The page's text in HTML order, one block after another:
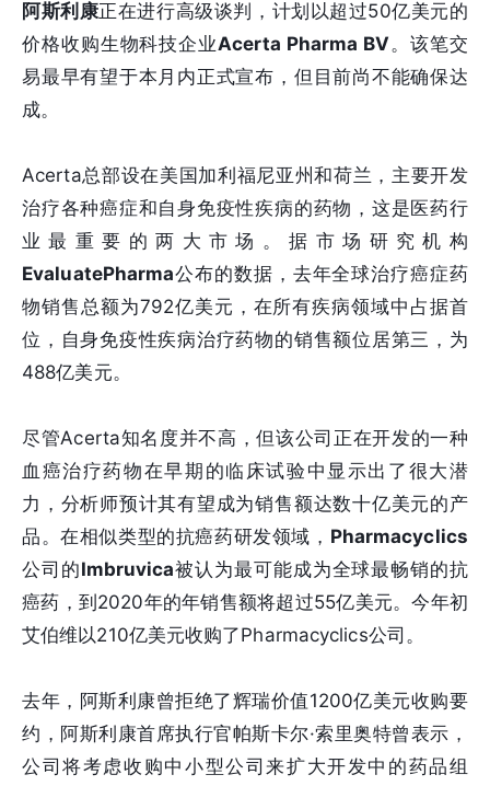
阿斯利康正在进行高级谈判，计划以超过50亿美元的
价格收购生物科技企业Acerta Pharma BV。该笔交
易最早有望于本月内正式宣布，但目前尚不能确保达
成。
Acerta总部设在美国加利福尼亚州和荷兰，主要开发
治疗各种癌症和自身免疫性疾病的药物，这是医药行
业最重要的两大市场。据市场研究机构
EvaluatePharma公布的数据，去年全球治疗癌症药
物销售总额为792亿美元，在所有疾病领域中占据首
位，自身免疫性疾病治疗药物的销售额位居第三，为
488亿美元。
尽管Acerta知名度并不高，但该公司正在开发的一种
血癌治疗药物在早期的临床试验中显示出了很大潜
力，分析师预计其有望成为销售额达数十亿美元的产
品。在相似类型的抗癌药研发领域， Pharmacyclics
公司的Imbruvica被认为最可能成为全球最畅销的抗
癌药，到2020年的年销售额将超过55亿美元。今年初
艾伯维以210亿美元收购了Pharmacyclics公司。
去年，阿斯利康曾拒绝了辉瑞价值1200亿美元收购要
约，阿斯利康首席执行官帕斯卡尔·索里奥特曾表示，
公司将考虑收购中小型公司来扩大开发中的药品组